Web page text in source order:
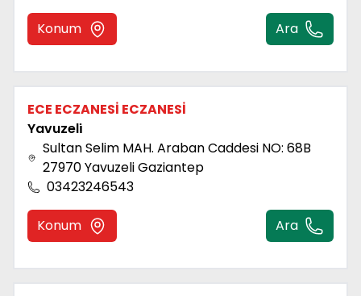
Konum Ara
ECE ECZANESİ ECZANESİ
Yavuzeli̇
Sultan Selim MAH. Araban Caddesi NO: 68B
27970 Yavuzeli Gaziantep
03423246543
Konum Ara